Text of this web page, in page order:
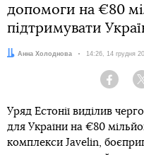
допомоги на €80
підтримувати
Автор:
Анна Холоднова Дата:
14:26, 14 грудня
Уряд Естонії виділив
для України на €80
комплекси Javelin,